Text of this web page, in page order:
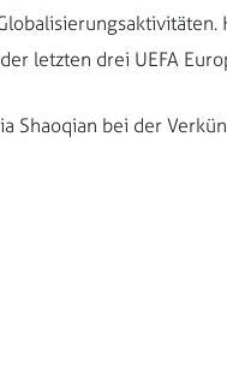
letzten drei UEFA
Shaoqian bei der